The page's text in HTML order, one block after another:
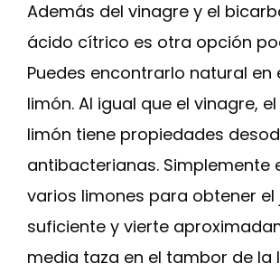
Además del vinagre y el
ácido cítrico es otra opción
Puedes encontrarlo natural en
limón. Al igual que el vinagre,
limón tiene propiedades
antibacterianas. Simplemente
varios limones para obtener el
suficiente y vierte
media taza en el tambor de la